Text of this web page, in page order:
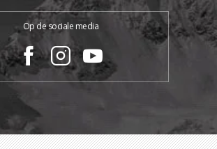
Op de sociale media